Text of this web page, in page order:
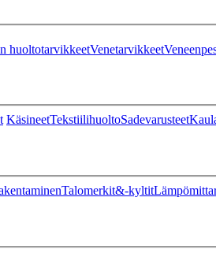
huoltotarvikkeetVenetarvikkeet
KäsineetTekstiilihuoltoSadevarusteet
Talomerkit&-kyltit